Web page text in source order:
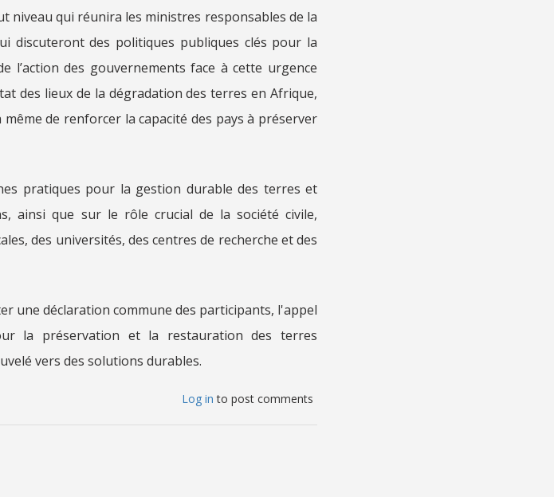
niveau qui réunira les ministres responsables de la
discuteront des politiques publiques clés pour la
des gouvernements face à cette urgence
des lieux de la dégradation des terres en Afrique,
de renforcer la capacité des pays à préserver
pratiques pour la gestion durable des terres et
ainsi que sur le rôle crucial de la société civile,
des universités, des centres de recherche et des
une déclaration commune des participants, l'appel
la préservation et la restauration des terres
vers des solutions durables.
Log in to post comments